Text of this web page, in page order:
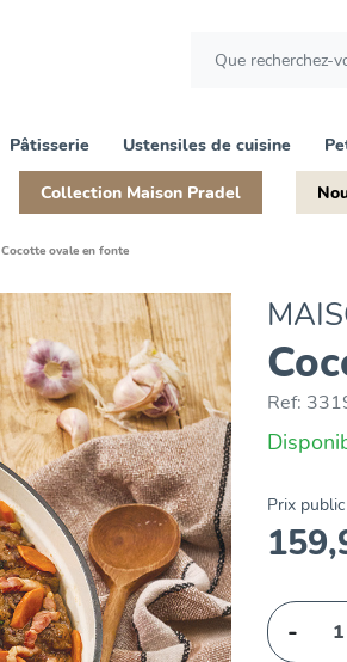
Pâtisserie Ustensiles de cuisine
Collection Maison Pradel
Cocotte ovale en fonte
Ref:
Prix public
-